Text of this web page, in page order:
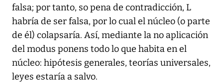
falsa; por tanto, so pena de contradicción, L
habría de ser falsa, por lo cual el núcleo (o parte
de él) colapsaría. Así, mediante la no aplicación
del modus ponens todo lo que habita en el
núcleo: hipótesis generales, teorías universales,
leyes estaría a salvo.